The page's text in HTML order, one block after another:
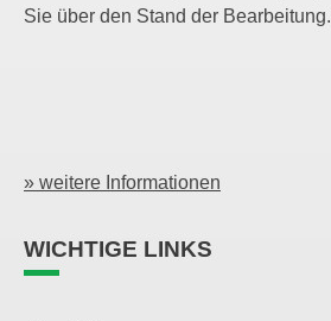
Sie über den Stand der Bearbeitung.
» weitere Informationen
WICHTIGE LINKS